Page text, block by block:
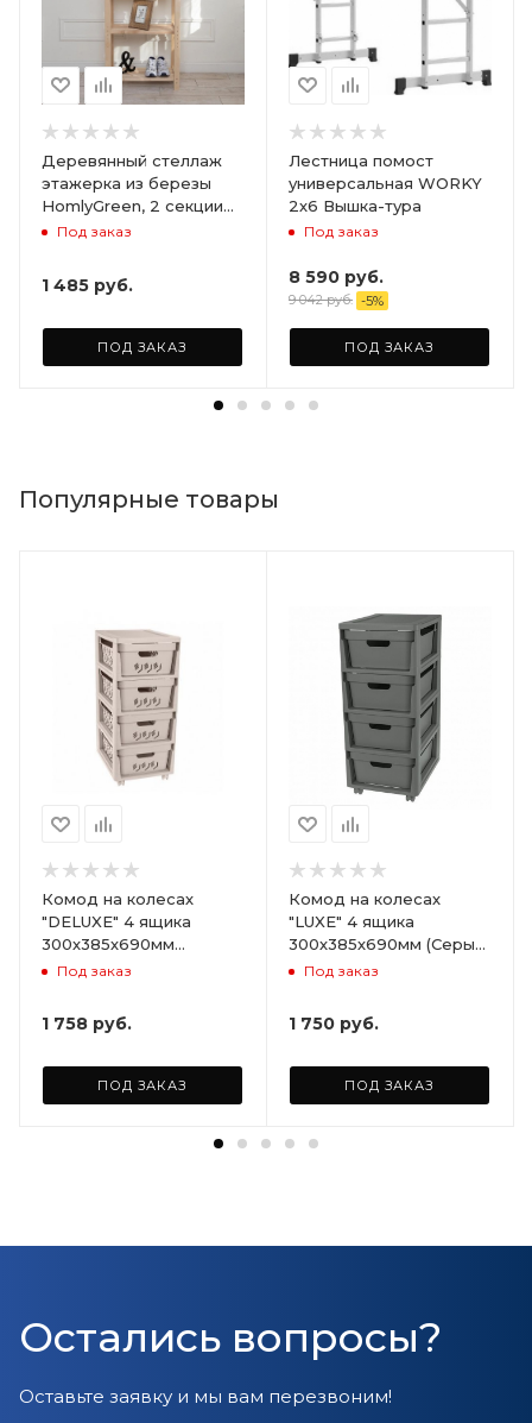
Деревянный стеллаж
этажерка из березы
HomlyGreen, 2 секции
на 5 полок. Размер
Под заказ
1 485 руб.
ПОД ЗАКАЗ
Лестница помост
универсальная WORKY
2х6 Вышка-тура
Под заказ
8 590 руб.
9 042руб. -5%
ПОД ЗАКАЗ
Популярные товары
Комод на колесах
"DELUXE" 4 ящика
300х385х690мм
(Светло-бежевый)
Под заказ
1 758 руб.
ПОД ЗАКАЗ
Комод на колесах
"LUXE" 4 ящика
300х385х690мм (Серый)
ARD258086
Под заказ
1 750 руб.
ПОД ЗАКАЗ
Остались вопросы?
Оставьте заявку и мы вам перезвоним!